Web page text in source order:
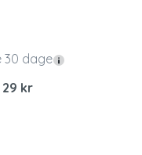
30 dage
kr